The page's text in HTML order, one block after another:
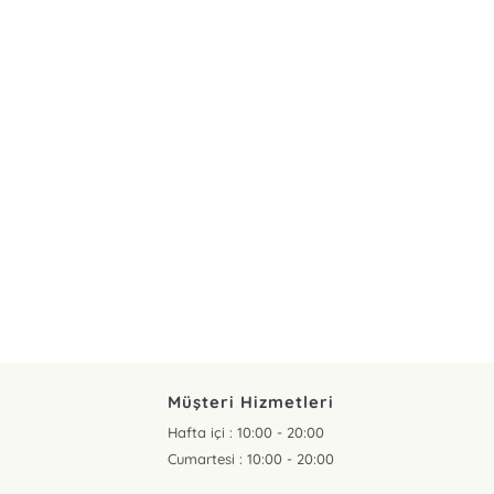
Müşteri Hizmetleri
Hafta içi : 10:00 - 20:00
Cumartesi : 10:00 - 20:00